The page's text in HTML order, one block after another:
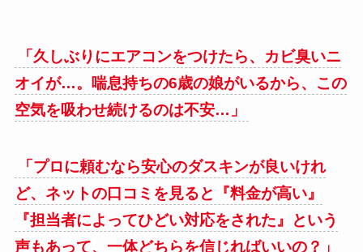
「久しぶりにエアコンをつけたら、カビ臭いニ
オイが…。喘息持ちの6歳の娘がいるから、この
空気を吸わせ続けるのは不安…」
「プロに頼むなら安心のダスキンが良いけれ
ど、ネットの口コミを見ると『料金が高い』
『担当者によってひどい対応をされた』という
声もあって、一体どちらを信じればいいの？」